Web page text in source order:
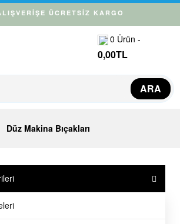
ÜCRETSİZ KARGO
0 Ürün -
0,00TL
ARA
Düz Makina Bıçakları